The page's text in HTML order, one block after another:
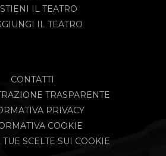
IL TEATRO
IL TEATRO
CONTATTI
TRASPARENTE
PRIVACY
COOKIE
SCELTE SUI COOKIE